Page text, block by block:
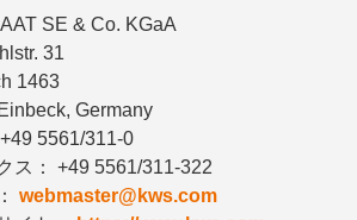
SE & Co. KGaA
31
1463
Germany
5561/311-0
ス： +49 5561/311-322
webmaster@ kws.com